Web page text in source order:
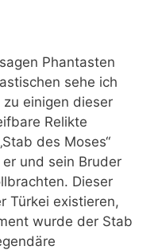
Phantasten
sehe ich
einigen dieser
Relikte
des Moses“
und sein Bruder
Dieser
Türkei existieren,
wurde der Stab